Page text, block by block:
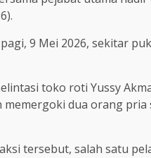
9 Mei 2026, sekitar
toko roti Yussy
dua orang pria
tersebut, salah satu